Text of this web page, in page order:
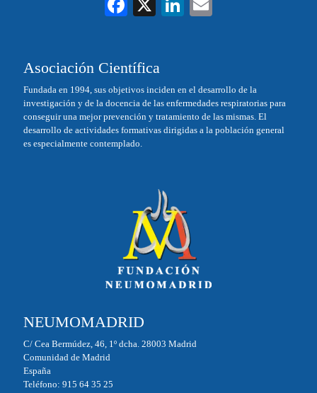
ok
Asociación Científica
Fundada en 1994, sus objetivos inciden en el desarrollo de la
investigación y de la docencia de las enfermedades respiratorias para
conseguir una mejor prevención y tratamiento de las mismas. El
desarrollo de actividades formativas dirigidas a la población general
es especialmente contemplado.
NEUMOMADRID
C/ Cea Bermúdez, 46, 1º dcha. 28003 Madrid
Comunidad de Madrid
España
Teléfono: 915 64 35 25